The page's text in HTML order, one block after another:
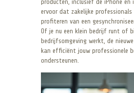
producten, inclusief de iPhone en
ervoor dat zakelijke professionals
profiteren van een
Of je nu een klein bedrijf runt of
bedrijfsomgeving werkt, de nieuwe
kan efficiënt jouw professionele
ondersteunen.